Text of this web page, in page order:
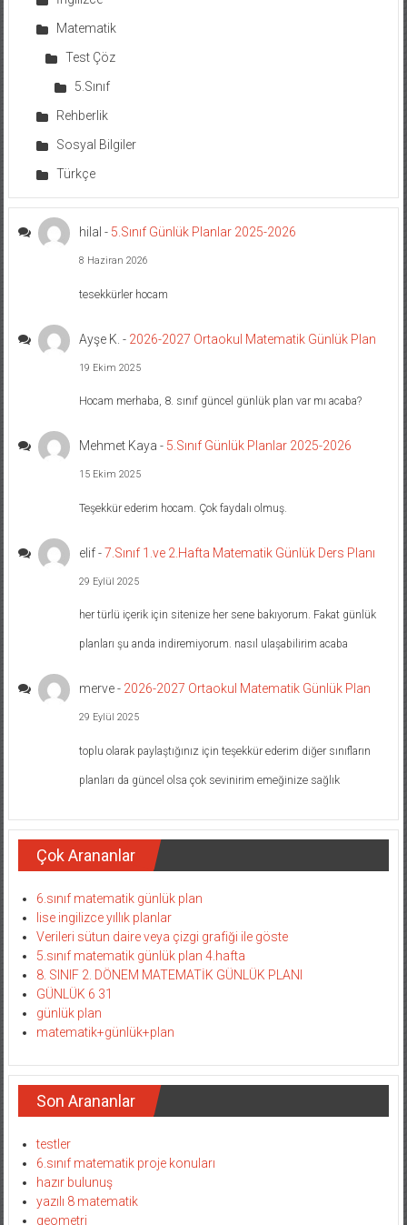
Matematik
Test Çöz
5.Sınıf
Rehberlik
Sosyal Bilgiler
Türkçe
hilal - 5.Sınıf Günlük Planlar 2025-2026
8 Haziran 2026
tesekkürler hocam
Ayşe K. - 2026-2027 Ortaokul Matematik Günlük Plan
19 Ekim 2025
Hocam merhaba, 8. sınıf güncel günlük plan var mı acaba?
Mehmet Kaya - 5.Sınıf Günlük Planlar 2025-2026
15 Ekim 2025
Teşekkür ederim hocam. Çok faydalı olmuş.
elif-7.Sınıf 1.ve 2.Hafta Matematik Günlük Ders Planı
29 Eylül 2025
her türlü içerik için sitenize her sene bakıyorum. Fakat günlük
planları şu anda indiremiyorum. nasıl ulaşabilirim acaba
merve- 2026-2027 Ortaokul Matematik Günlük Plan
29 Eylül 2025
toplu olarak paylaştığınız için teşekkür ederim diğer sınıfların
planları da güncel olsa çok sevinirim emeğinize sağlık
Çok Arananlar
6.sınıf matematik günlük plan
lise ingilizce yıllık planlar
Verileri sütun daire veya çizgi grafiği ile göste
5.sınıf matematik günlük plan 4.hafta
8. SINIF 2. DÖNEM MATEMATİK GÜNLÜK PLANI
GÜNLÜK 6 31
günlük plan
matematik+günlük+plan
Son Arananlar
testler
6.sınıf matematik proje konuları
hazır bulunuş
yazılı 8 matematik
geometri